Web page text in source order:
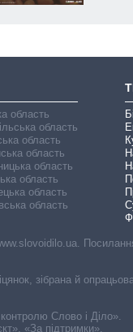
область
область
область
область
область
область
область
область
зібрана й
Слово і Діло».
«За підтримки».